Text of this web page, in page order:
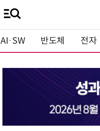
AI·SW 반도체 전자